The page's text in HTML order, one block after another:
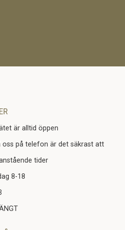
är alltid öppen
oss på telefon är det säkrast att
tider
8-18